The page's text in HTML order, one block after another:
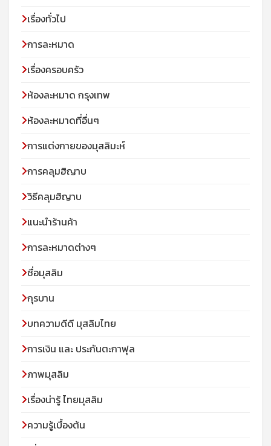
เรื่องทั่วไป
การละหมาด
เรื่องครอบครัว
ห้องละหมาด กรุงเทพ
ห้องละหมาดที่อื่นๆ
การแต่งกายของมุสลิมะห์
การคลุมฮิญาบ
วิธีคลุมฮิญาบ
แนะนำร้านค้า
การละหมาดต่างๆ
ชื่อมุสลิม
กุรบาน
บทความดีดี มุสลิมไทย
การเงิน และ ประกันตะกาฟุล
ภาพมุสลิม
เรื่องน่ารู้ ไทยมุสลิม
ความรู้เบื้องต้น